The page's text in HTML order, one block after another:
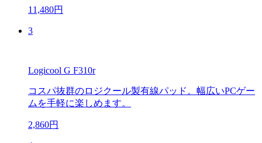
11,480円
3
Logicool G F310r
コスパ抜群のロジクール製有線パッド。幅広いPCゲー
ムを手軽に楽しめます。
2,860円